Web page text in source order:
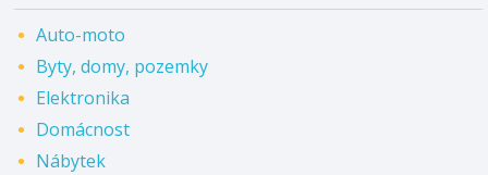
Auto-moto
Byty, domy, pozemky
Elektronika
Domácnost
Nábytek